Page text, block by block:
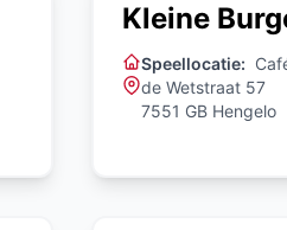
Kleine
Speellocatie:
de Wetstraat 57
7551 GB Hengelo